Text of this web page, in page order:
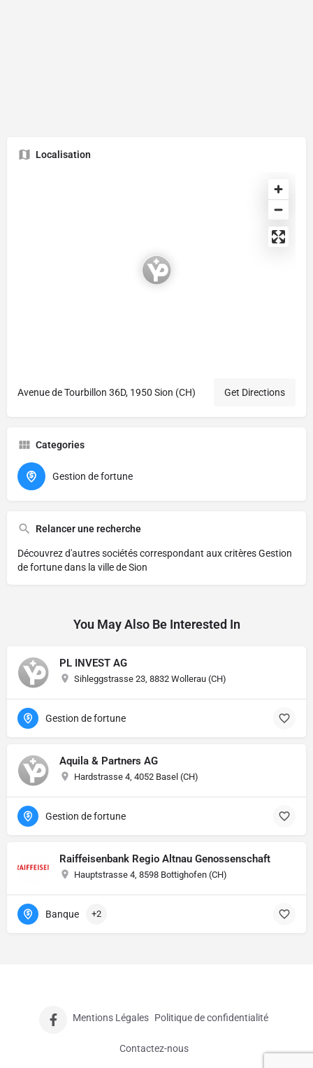
Localisation
Avenue de Tourbillon 36D, 1950 Sion (CH) Get Directions
Categories
Gestion de fortune
Relancer une recherche
Découvrez d'autres sociétés correspondant aux critèresGestion
de fortune dans la ville de Sion
You May Also Be Interested In
PL INVEST AG
Sihleggstrasse 23, 8832 Wollerau (CH)
Gestion de fortune
Aquila & Partners AG
Hardstrasse 4, 4052 Basel (CH)
Gestion de fortune
Raiffeisenbank Regio Altnau Genossenschaft
Hauptstrasse 4, 8598 Bottighofen (CH)
Banque +2
Mentions Légales Politique de confidentialité
Contactez-nous